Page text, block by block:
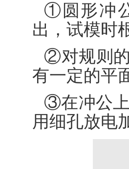
①圆形冲
出，试模时
②对规则
有一定的平
③在冲公
用细孔放电